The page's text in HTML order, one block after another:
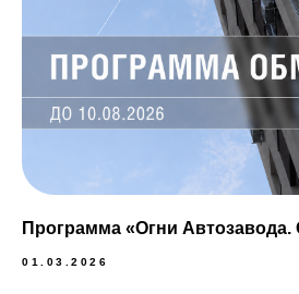
Программа «Огни
01.03.2026